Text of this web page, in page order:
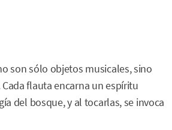
son sólo objetos musicales, sino
flauta encarna un espíritu
del bosque, y al tocarlas, se invoca